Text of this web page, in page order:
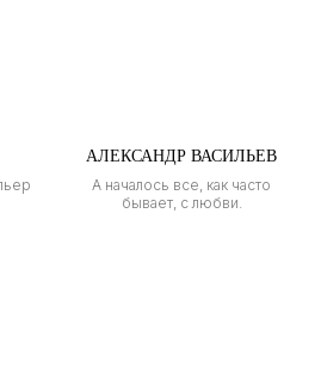
АЛЕКСАНДР ВАСИЛЬЕВ
А началось все, как часто
бывает, с любви.